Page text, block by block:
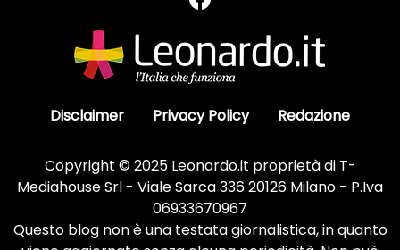
Disclaimer Privacy Policy Redazione
Copyright © 2025 Leonardo.it proprietà di T-
Mediahouse Srl - Viale Sarca 336 20126 Milano - P.Iva
06933670967
Questo blog non è una testata giornalistica, in quanto